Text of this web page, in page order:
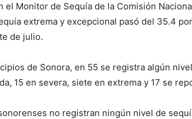
el Monitor de Sequía de la Comisión
extrema y excepcional pasó del 35.4
de julio.
de Sonora, en 55 se registra algún
15 en severa, siete en extrema y 17 se
no registran ningún nivel de